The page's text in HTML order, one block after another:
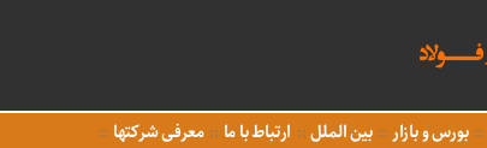
بورس و بازار بین الملل ارتباط با ما معرفی شرکتها